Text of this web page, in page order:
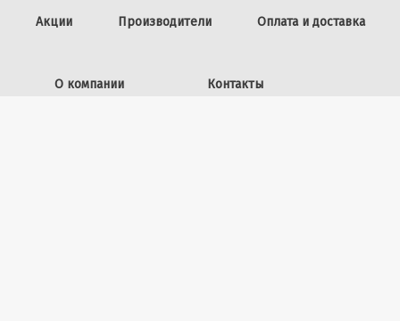
Акции Производители Оплата и доставка
О компании Контакты